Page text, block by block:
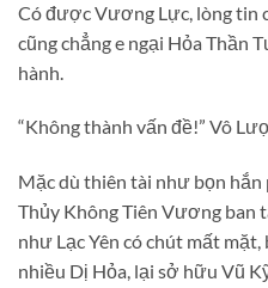
Có được Vương Lực, lòng tin
cũng chẳng e ngại Hỏa Thần
hành.
“Không thành vấn đề!” Vô
Mặc dù thiên tài như bọn hắn
Thủy Không Tiên Vương ban
như Lạc Yên có chút mất mặt,
nhiều Dị Hỏa, lại sở hữu Vũ